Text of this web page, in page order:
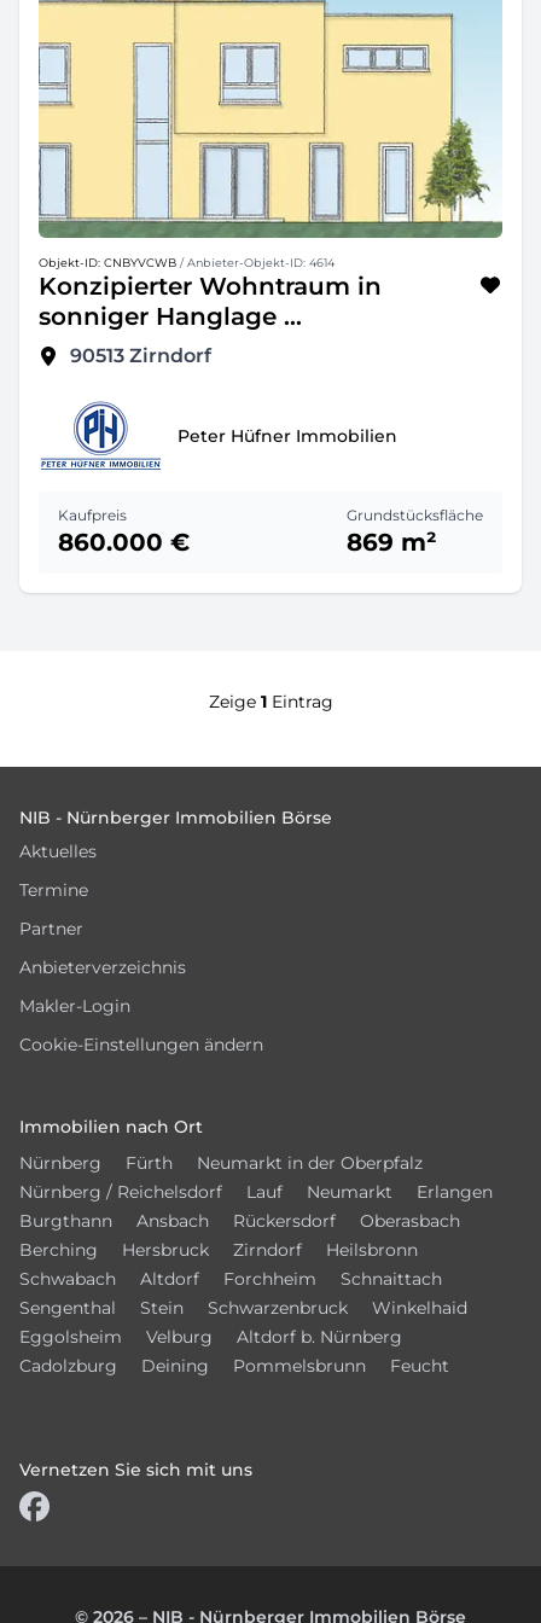
Objekt-ID: CNBYVCWB / Anbieter-Objekt-ID: 4614
Konzipierter Wohntraum in
sonniger Hanglage ...
90513 Zirndorf
Peter Hüfner Immobilien
Kaufpreis
860.000 €
Grundstücksfläche
869 m²
Zeige 1Eintrag
NIB - Nürnberger Immobilien Börse
Aktuelles
Termine
Partner
Anbieterverzeichnis
Makler-Login
Cookie-Einstellungen ändern
Immobilien nach Ort
Nürnberg
Fürth
Neumarkt in der Oberpfalz
Nürnberg / Reichelsdorf
Lauf Neumarkt
Erlangen
Burgthann
Ansbach Rückersdorf
Oberasbach
Berching
Hersbruck Zirndorf
Heilsbronn
Schwabach
Altdorf Forchheim
Schnaittach
Sengenthal
Stein Schwarzenbruck
Winkelhaid
Eggolsheim
Velburg
Altdorf b. Nürnberg
Cadolzburg
Deining Pommelsbrunn Feucht
Vernetzen Sie sich mit uns
© 2026 – NIB - Nürnberger Immobilien Börse